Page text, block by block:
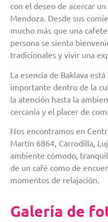
con el deseo de acercar
Mendoza. Desde sus
mucho más que una
persona se sienta
tradicionales y vivir una
La esencia de Baklava
importante dentro de la
la atención hasta la
cercanía y el placer de
Nos encontramos en
Martín 6864, Carrodilla,
ambiente cómodo,
de un café como de
momentos de relajación.
Galería de